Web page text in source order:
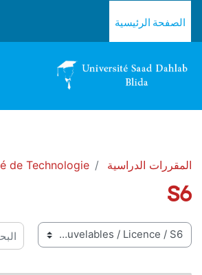
الصفحة الرئيسية
المقررات الدراسية de Technologie
S6
المقررات